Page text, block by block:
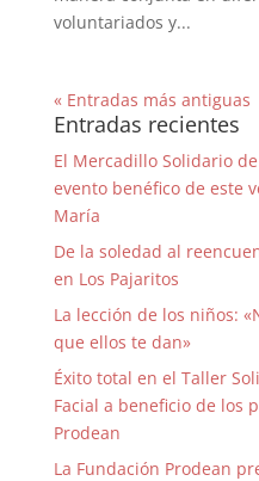
voluntariados y...
« Entradas más antiguas
Entradas recientes
El Mercadillo Solidario
evento benéfico de este
María
De la soledad al
en Los Pajaritos
La lección de los niños:
que ellos te dan»
Éxito total en el Taller
Facial a beneficio de los
Prodean
La Fundación Prodean